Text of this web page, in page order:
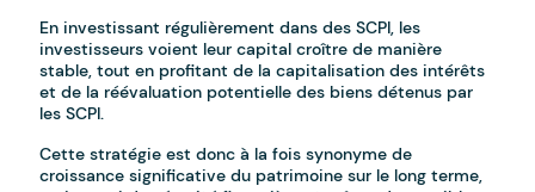
En investissant régulièrement dans des SCPI, les
investisseurs voient leur capital croître de manière
stable, tout en profitant de la capitalisation des intérêts
et de la réévaluation potentielle des biens détenus par
les SCPI.
Cette stratégie est donc à la fois synonyme de
croissance significative du patrimoine sur le long terme,